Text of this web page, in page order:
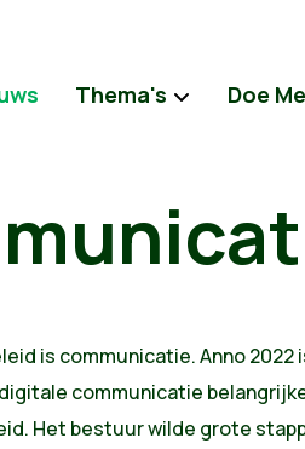
Thema's Doe
is communicatie. Anno 2022
communicatie
Het bestuur wilde grote